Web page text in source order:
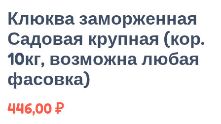
Клюква заморженная
Садовая крупная (кор.
10кг, возможна любая
фасовка)
446,00₽